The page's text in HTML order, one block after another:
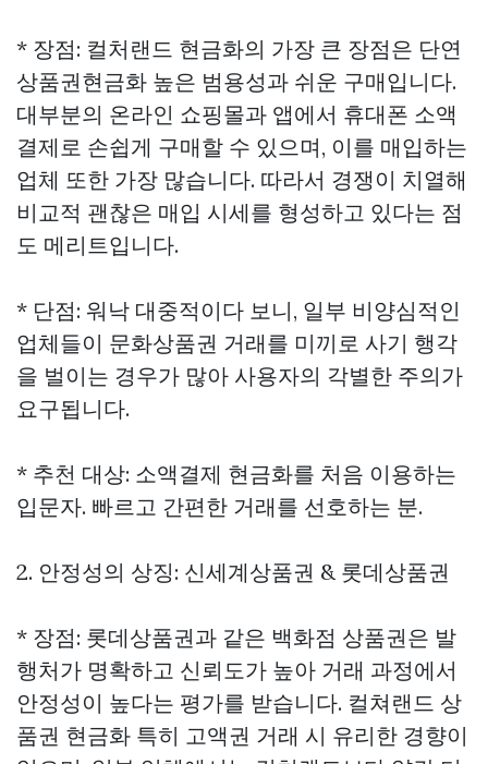
* 장점: 컬처랜드 현금화의 가장 큰 장점은 단연
상품권현금화 높은 범용성과 쉬운 구매입니다.
대부분의 온라인 쇼핑몰과 앱에서 휴대폰 소액
결제로 손쉽게 구매할 수 있으며, 이를 매입하는
업체 또한 가장 많습니다. 따라서 경쟁이 치열해
비교적 괜찮은 매입 시세를 형성하고 있다는 점
도 메리트입니다.
* 단점: 워낙 대중적이다 보니, 일부 비양심적인
업체들이 문화상품권 거래를 미끼로 사기 행각
을 벌이는 경우가 많아 사용자의 각별한 주의가
요구됩니다.
* 추천 대상: 소액결제 현금화를 처음 이용하는
입문자. 빠르고 간편한 거래를 선호하는 분.
2. 안정성의 상징: 신세계상품권 & 롯데상품권
* 장점: 롯데상품권과 같은 백화점 상품권은 발
행처가 명확하고 신뢰도가 높아 거래 과정에서
안정성이 높다는 평가를 받습니다. 컬쳐랜드 상
품권 현금화 특히 고액권 거래 시 유리한 경향이